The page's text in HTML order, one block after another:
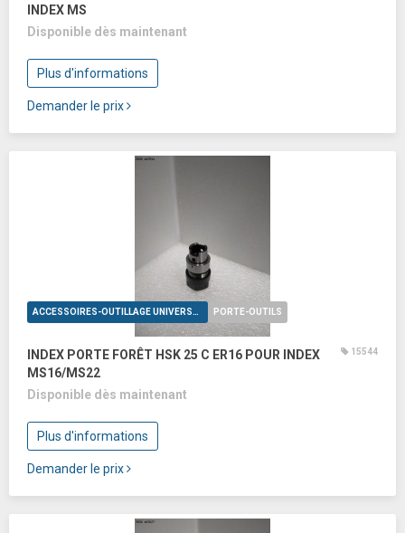
INDEX MS
Disponible dès maintenant
Plus d'informations
Demander le prix
ACCESSOIRES-OUTILLAGE UNIVERSELS PORTE-OUTILS
INDEX PORTE FORÊT HSK 25 C ER16 POUR INDEX
MS16/MS22
15544
Disponible dès maintenant
Plus d'informations
Demander le prix